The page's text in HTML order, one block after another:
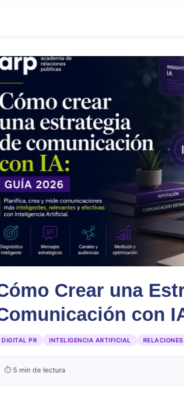
Crear una
con
DIGITAL PR INTELIGENCIA ARTIFICIAL
⏱ 5 min de lectura